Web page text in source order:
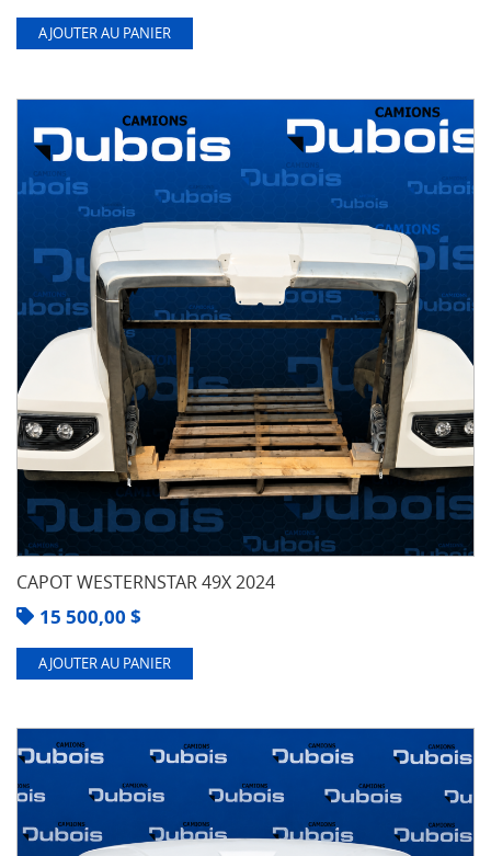
AJOUTER AU PANIER
CAPOT WESTERNSTAR 49X 2024
15 500,00 $
AJOUTER AU PANIER